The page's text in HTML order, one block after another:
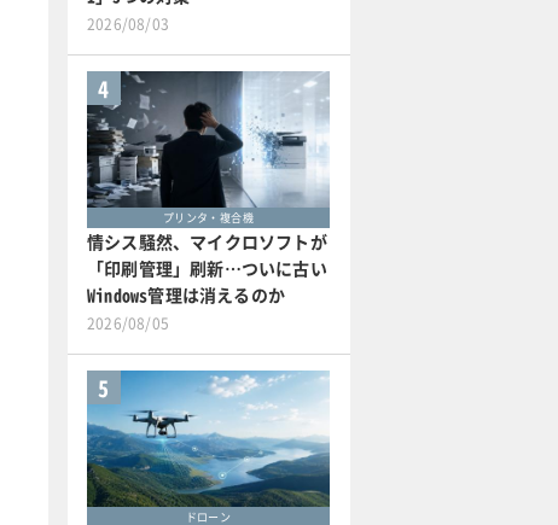
2026/08/03
4
プリンタ・複合機
情シス騒然、マイクロソフトが
「印刷管理」刷新…ついに古い
Windows管理は消えるのか
2026/08/05
5
ドローン